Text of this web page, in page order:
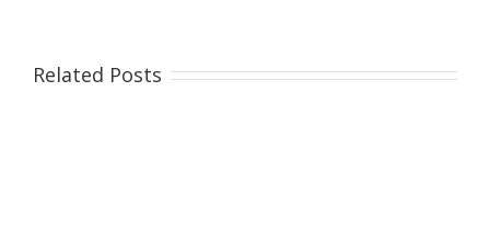
Related Posts